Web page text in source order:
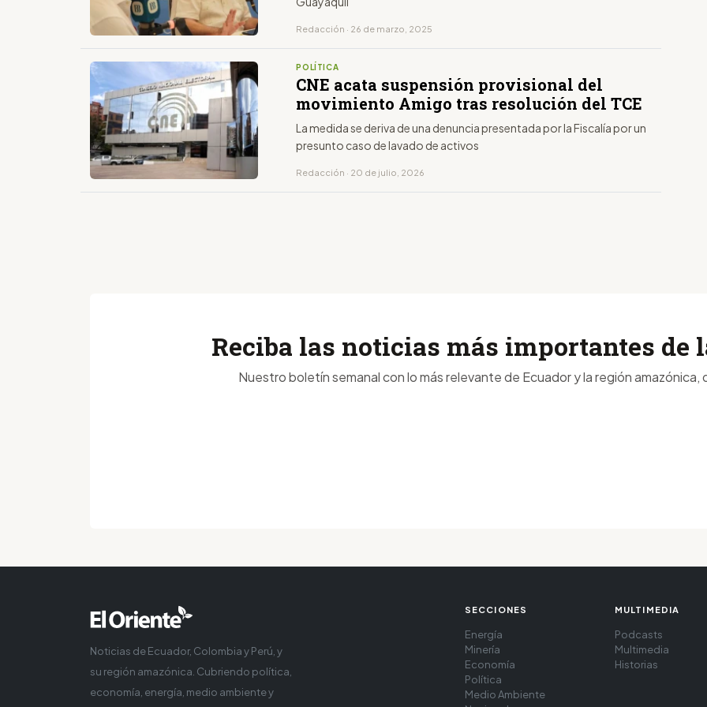
Redacción · 26 de marzo, 2025
POLÍTICA
CNE acata suspensión provisional del
movimiento Amigo tras resolución del TCE
La medida se deriva de una denuncia presentada por la Fiscalía por un
presunto caso de lavado de activos
Redacción · 20 de julio, 2026
Reciba las noticias más importantes de
Nuestro boletín semanal con lo más relevante de Ecuador y la región amazónica,
Noticias de Ecuador, Colombia y Perú, y
su región amazónica. Cubriendo política,
economía, energía, medio ambiente y
SECCIONES
Energía
Minería
Economía
Política
Medio Ambiente
MULTIMEDIA
Podcasts
Multimedia
Historias